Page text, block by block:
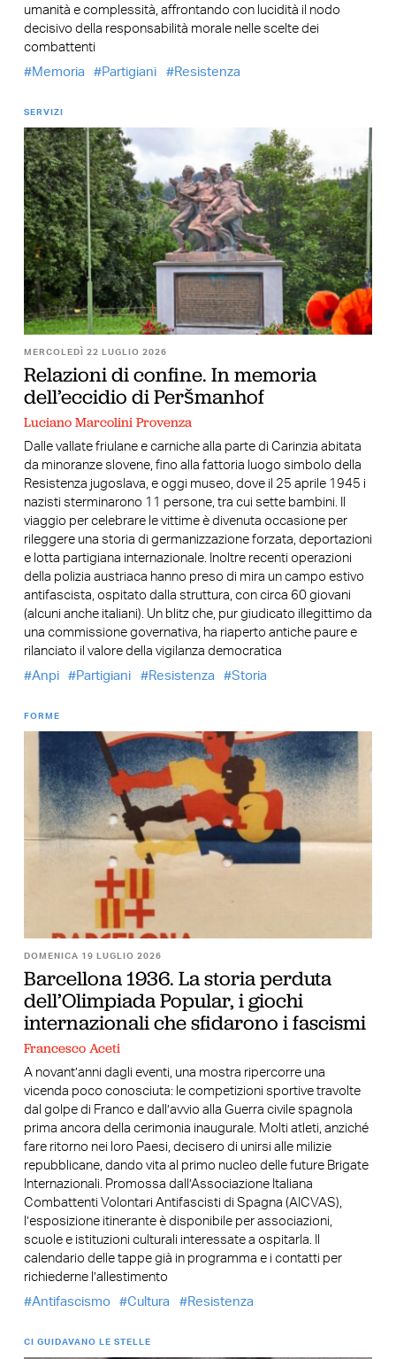
umanità e complessità, affrontando con lucidità il nodo
decisivo della responsabilità morale nelle scelte dei
combattenti
Memoria
Partigiani Resistenza
SERVIZI
MERCOLEDÌ 22 LUGLIO 2026
Relazioni di confine. In memoria
dell’eccidio di Peršmanhof
Luciano Marcolini Provenza
Dalle vallate friulane e carniche alla parte di Carinzia abitata
da minoranze slovene, fino alla fattoria luogo simbolo della
Resistenza jugoslava, e oggi museo, dove il 25 aprile 1945 i
nazisti sterminarono 11 persone, tra cui sette bambini. Il
viaggio per celebrare le vittime è divenuta occasione per
rileggere una storia di germanizzazione forzata, deportazioni
e lotta partigiana internazionale. Inoltre recenti operazioni
della polizia austriaca hanno preso di mira un campo estivo
antifascista, ospitato dalla struttura, con circa 60 giovani
(alcuni anche italiani). Un blitz che, pur giudicato illegittimo da
una commissione governativa, ha riaperto antiche paure e
rilanciato il valore della vigilanza democratica
Anpi
Partigiani Resistenza Storia
FORME
DOMENICA 19 LUGLIO 2026
Barcellona 1936. La storia perduta
dell’Olimpiada Popular, i giochi
internazionali che sfidarono i fascismi
Francesco Aceti
A novant’anni dagli eventi, una mostra ripercorre una
vicenda poco conosciuta: le competizioni sportive travolte
dal golpe di Franco e dall’avvio alla Guerra civile spagnola
prima ancora della cerimonia inaugurale. Molti atleti, anziché
fare ritorno nei loro Paesi, decisero di unirsi alle milizie
repubblicane, dando vita al primo nucleo delle future Brigate
Internazionali. Promossa dall’Associazione Italiana
Combattenti Volontari Antifascisti di Spagna (AICVAS),
l’esposizione itinerante è disponibile per associazioni,
scuole e istituzioni culturali interessate a ospitarla. Il
calendario delle tappe già in programma e i contatti per
richiederne l’allestimento
Antifascismo
Cultura Resistenza
CI GUIDAVANO LE STELLE